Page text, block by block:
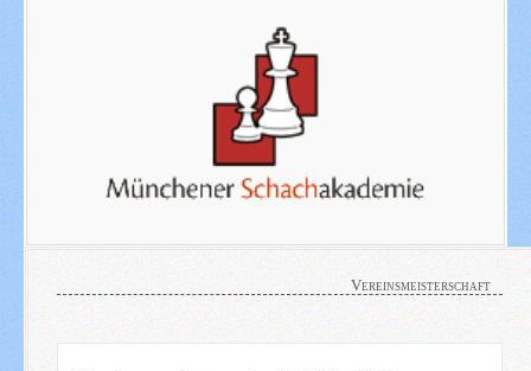
Vereinsmeisterschaft